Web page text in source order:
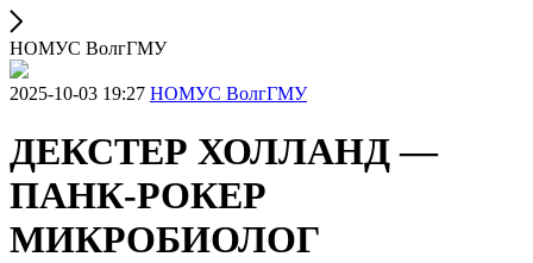
НОМУС ВолгГМУ
2025-10-03 19:27 НОМУС ВолгГМУ
ДЕКСТЕР ХОЛЛАНД —
ПАНК-РОКЕР
МИКРОБИОЛОГ